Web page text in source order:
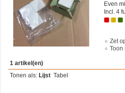
Even
Incl. 4
Zet
Toon
1 artikel(en)
Tonen als: Lijst Tabel